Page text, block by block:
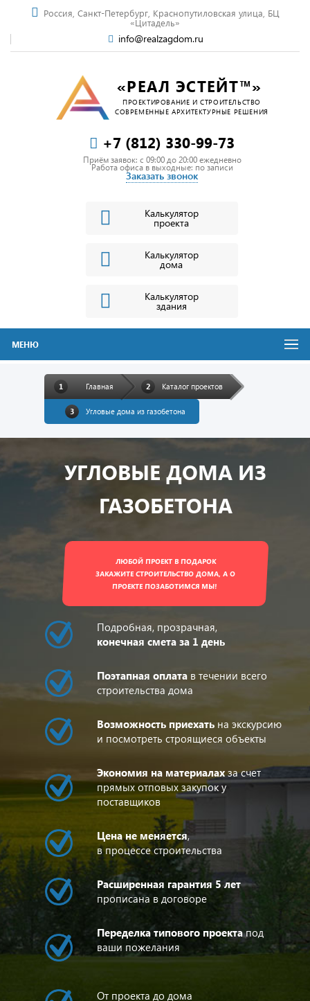
Россия, Санкт-Петербург, Краснопутиловская улица, БЦ
«Цитадель»
info@realzagdom.ru
«РЕАЛ ЭСТЕЙТ™»
ПРОЕКТИРОВАНИЕ И СТРОИТЕЛЬСТВО
СОВРЕМЕННЫЕ АРХИТЕКТУРНЫЕ РЕШЕНИЯ
+7 (812) 330-99-73
Приём заявок: c 09:00 до 20:00 ежедневно
Работа офиса в выходные: по записи
Заказать звонок
Калькулятор
проекта
Калькулятор
дома
Калькулятор
здания
МЕНЮ
Главная Каталог проектов
Угловые дома из газобетона
УГЛОВЫЕ ДОМА ИЗ
ГАЗОБЕТОНА
ЛЮБОЙ ПРОЕКТ В ПОДАРОК
ЗАКАЖИТЕ СТРОИТЕЛЬСТВО ДОМА, А О
ПРОЕКТЕ ПОЗАБОТИМСЯ МЫ!
Подробная, прозрачная,
конечная смета за 1 день
Поэтапная оплата в течении всего
строительства дома
Возможность приехать на экскурсию
и посмотреть строящиеся объекты
Экономия на материалахза счет
прямых отповых закупок у
поставщиков
Цена не меняется,
в процессе строительства
Расширенная гарантия 5 лет
прописана в договоре
Переделка типового проектапод
ваши пожелания
От проекта до дома